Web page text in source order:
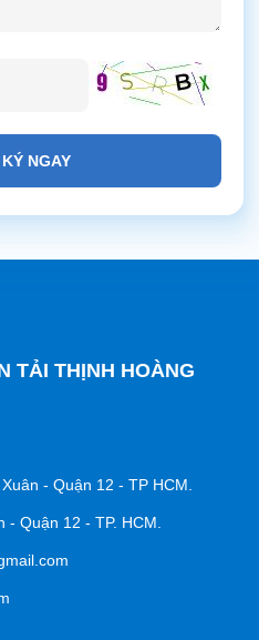
NGAY
TẢI THỊNH HOÀNG
- Quận 12 - TP HCM.
- Quận 12 - TP. HCM.